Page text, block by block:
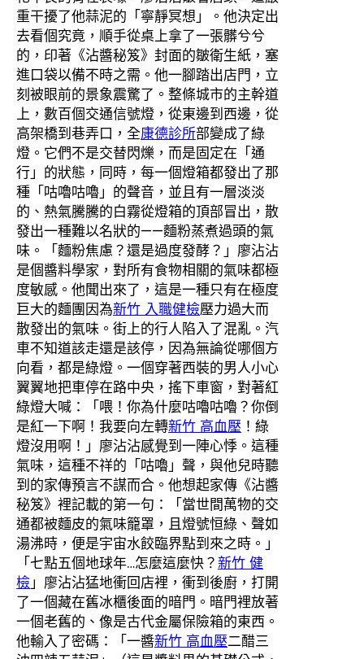
重干擾了他蒜泥的「寧靜冥想」。他決定出
去看個究竟，順手從桌上拿了一張髒兮兮
的，印著《沾醬秘笈》封面的皺衛生紙，塞
進口袋以備不時之需。他一腳踏出店門，立
刻被眼前的景象震驚了。整條城市的主幹道
上，數百個交通信號燈，從東邊到西邊，從
高架橋到巷弄口，全康德診所部變成了綠
燈。它們不是交替閃爍，而是固定在「通
行」的狀態，同時，每一個燈箱都發出了那
種「咕嚕咕嚕」的聲音，並且有一層淡淡
的、熱氣騰騰的白霧從燈箱的頂部冒出，散
發出一種難以名狀的——麵粉蒸煮過頭的氣
味。「麵粉焦慮？還是過度發酵？」廖沾沾
是個醬料學家，對所有食物相關的氣味都極
度敏感。他聞出來了，這是一種只有在極度
巨大的麵團因為新竹 入職健檢壓力過大而
散發出的氣味。街上的行人陷入了混亂。汽
車不知道該走還是該停，因為無論從哪個方
向看，都是綠燈。一個穿著西裝的男人小心
翼翼地把車停在路中央，搖下車窗，對著紅
綠燈大喊：「喂！你為什麼咕嚕咕嚕？你倒
是紅一下啊！我要向左轉新竹 高血壓 ！綠
燈沒用啊！」廖沾沾感覺到一陣心悸。這種
氣味，這種不祥的「咕嚕」聲，與他兒時聽
到的家傳預言不謀而合。他想起家傳《沾醬
秘笈》裡記載的第一句：「當世間萬物的交
通都被麵皮的氣味籠罩，且燈號恒綠、聲如
湯沸時，便是宇宙水餃臨界點到來之時。」
「七點五個地球年…怎麼這麼快？新竹 健
檢」廖沾沾猛地衝回店裡，衝到後廚，打開
了一個藏在舊冰櫃後面的暗門。暗門裡放著
一個老舊的、像是古代金屬保險箱的東西。
他輸入了密碼：「一醬新竹 高血壓二醋三